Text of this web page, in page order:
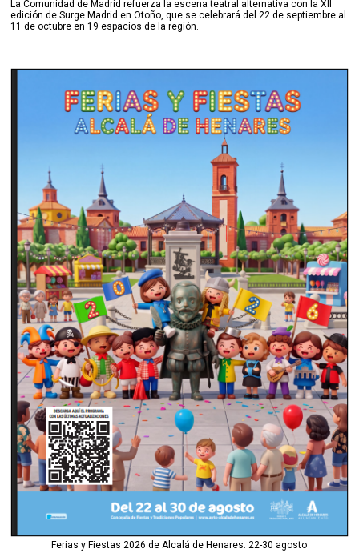
La Comunidad de Madrid refuerza la escena teatral alternativa con la XII
edición de Surge Madrid en Otoño, que se celebrará del 22 de septiembre al
11 de octubre en 19 espacios de la región.
Ferias y Fiestas 2026 de Alcalá de Henares: 22-30 agosto